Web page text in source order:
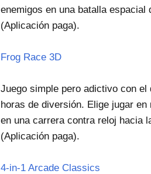
enemigos en una batalla
(Aplicación paga).
Frog Race 3D
Juego simple pero adictivo con
horas de diversión. Elige jugar
en una carrera contra reloj hacia
(Aplicación paga).
4-in-1 Arcade Classics